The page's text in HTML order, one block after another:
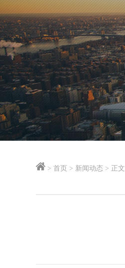
> 首页 > 新闻动态 > 正文